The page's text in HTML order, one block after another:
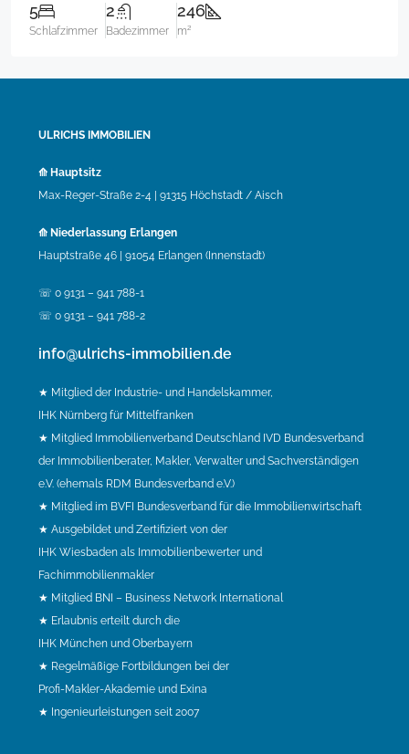
5
Schlafzimmer
2
Badezimmer
246
m²
ULRICHS IMMOBILIEN
⟰ Hauptsitz
Max-Reger-Straße 2-4 | 91315 Höchstadt / Aisch
⟰ Niederlassung Erlangen
Hauptstraße 46 | 91054 Erlangen (Innenstadt)
☏ 0 9131 – 941 788-1
☏ 0 9131 – 941 788-2
info@ulrichs-immobilien.de
★ Mitglied der Industrie- und Handelskammer,
IHK Nürnberg für Mittelfranken
★ Mitglied Immobilienverband Deutschland IVD Bundesverband
der Immobilienberater, Makler, Verwalter und Sachverständigen
e.V. (ehemals RDM Bundesverband e.V.)
★ Mitglied im BVFI Bundesverband für die Immobilienwirtschaft
★ Ausgebildet und Zertifiziert von der
IHK Wiesbaden als Immobilienbewerter und
Fachimmobilienmakler
★ Mitglied BNI – Business Network International
★ Erlaubnis erteilt durch die
IHK München und Oberbayern
★ Regelmäßige Fortbildungen bei der
Profi-Makler-Akademie und Exina
★ Ingenieurleistungen seit 2007